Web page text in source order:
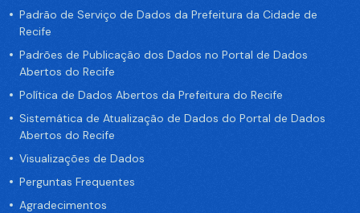
Padrão de Serviço de Dados da Prefeitura da Cidade de
Recife
Padrões de Publicação dos Dados no Portal de Dados
Abertos do Recife
Política de Dados Abertos da Prefeitura do Recife
Sistemática de Atualização de Dados do Portal de Dados
Abertos do Recife
Visualizações de Dados
Perguntas Frequentes
Agradecimentos